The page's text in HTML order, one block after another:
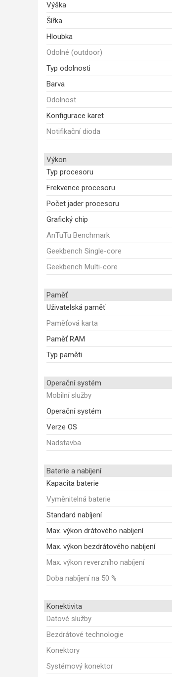
Výška
Šířka
Hloubka
Odolné (outdoor)
Typ odolnosti
Barva
Odolnost
Konfigurace karet
Notifikační dioda
Výkon
Typ procesoru
Frekvence procesoru
Počet jader procesoru
Grafický chip
AnTuTu Benchmark
Geekbench Single-core
Geekbench Multi-core
Paměť
Uživatelská paměť
Paměťová karta
Paměť RAM
Typ paměti
Operační systém
Mobilní služby
Operační systém
Verze OS
Nadstavba
Baterie a nabíjení
Kapacita baterie
Vyměnitelná baterie
Standard nabíjení
Max. výkon drátového nabíjení
Max. výkon bezdrátového nabíjení
Max. výkon reverzního nabíjení
Doba nabíjení na 50 %
Konektivita
Datové služby
Bezdrátové technologie
Konektory
Systémový konektor